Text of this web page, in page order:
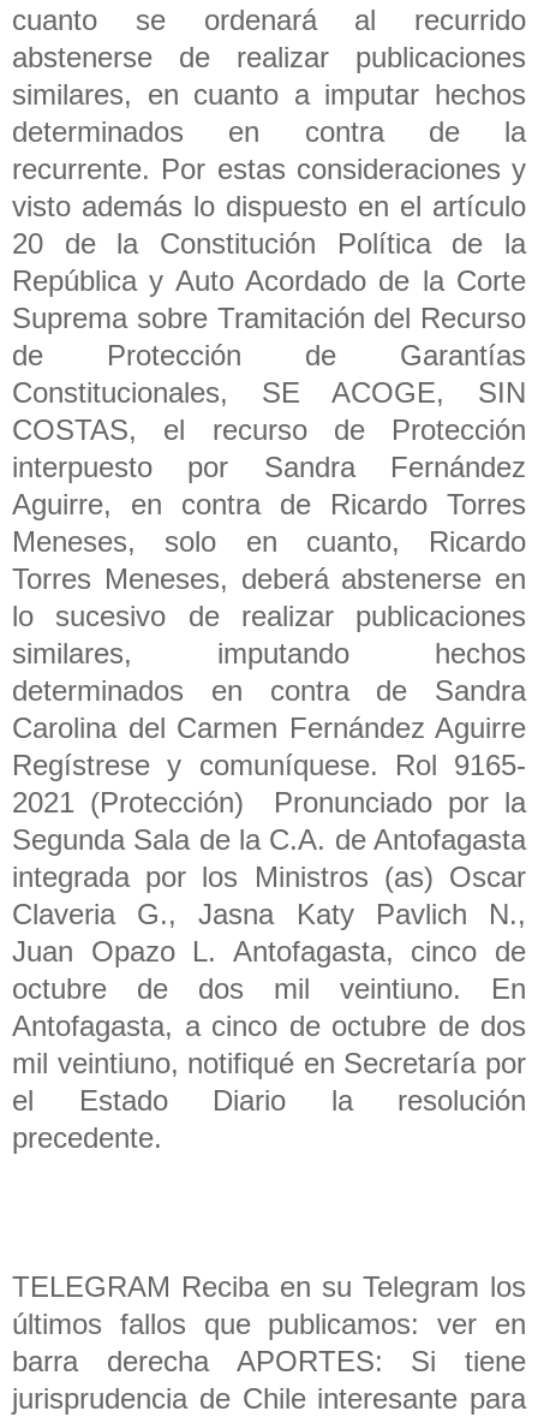
cuanto se ordenará al recurrido
abstenerse de realizar publicaciones
similares, en cuanto a imputar hechos
determinados en contra de la
recurrente. Por estas consideraciones y
visto además lo dispuesto en el artículo
20 de la Constitución Política de la
República y Auto Acordado de la Corte
Suprema sobre Tramitación del Recurso
de Protección de Garantías
Constitucionales, SE ACOGE, SIN
COSTAS, el recurso de Protección
interpuesto por Sandra Fernández
Aguirre, en contra de Ricardo Torres
Meneses, solo en cuanto, Ricardo
Torres Meneses, deberá abstenerse en
lo sucesivo de realizar publicaciones
similares, imputando hechos
determinados en contra de Sandra
Carolina del Carmen Fernández Aguirre
Regístrese y comuníquese. Rol 9165-
2021 (Protección) Pronunciado por la
Segunda Sala de la C.A. de Antofagasta
integrada por los Ministros (as) Oscar
Claveria G., Jasna Katy Pavlich N.,
Juan Opazo L. Antofagasta, cinco de
octubre de dos mil veintiuno. En
Antofagasta, a cinco de octubre de dos
mil veintiuno, notifiqué en Secretaría por
el Estado Diario la resolución
precedente.
TELEGRAM Reciba en su Telegram los
últimos fallos que publicamos: ver en
barra derecha APORTES: Si tiene
jurisprudencia de Chile interesante para